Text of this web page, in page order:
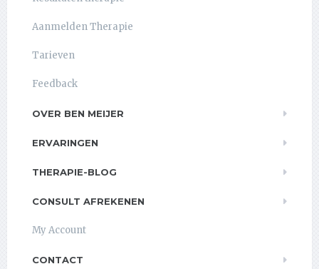
Aanmelden Therapie
Tarieven
Feedback
OVER BEN MEIJER
ERVARINGEN
THERAPIE-BLOG
CONSULT AFREKENEN
My Account
CONTACT